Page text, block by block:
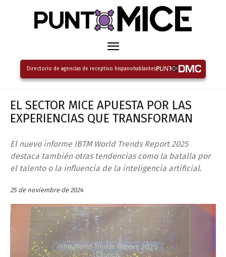
Directorio de agencias de receptivo hispanohablantes
EL SECTOR MICE APUESTA POR LAS
EXPERIENCIAS QUE TRANSFORMAN
El nuevo informe IBTM World Trends Report 2025
destaca también otras tendencias como la batalla por
el talento o la influencia de la inteligencia artificial.
25 de noviembre de 2024